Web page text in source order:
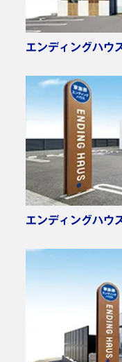
エンディングハウ
エンディングハウ